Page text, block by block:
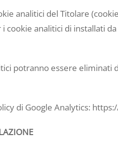
analitici del Titolare
i cookie analitici di installati
potranno essere eliminati
di Google Analytics: